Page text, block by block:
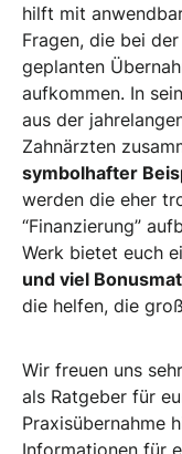
hilft mit
Fragen, die bei
geplanten
aufkommen. In
aus der
Zahnärzten
symbolhafter
werden die eher
“Finanzierung”
Werk bietet euch
und viel
die helfen, die
Wir freuen uns
als Ratgeber für
Praxisübernahme